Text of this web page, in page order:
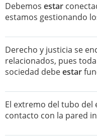
Debemos estar
estamos gestionando
Derecho y justicia se
relacionados, pues
sociedad debeestar
El extremo del tubo
contacto con la pared